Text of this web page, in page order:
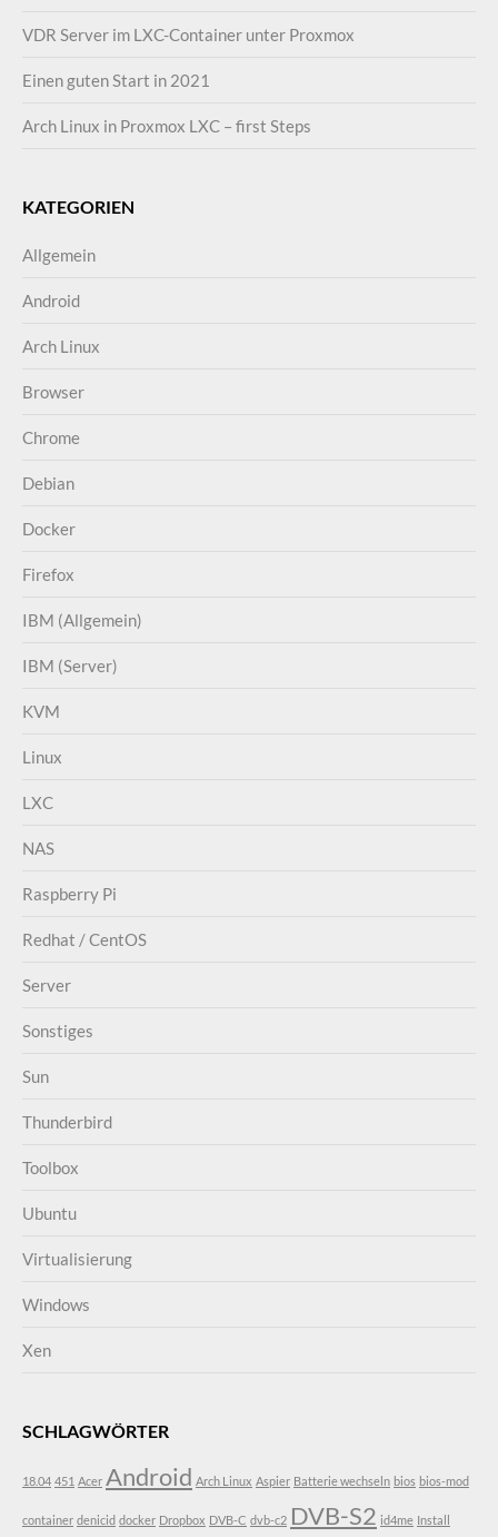
VDR Server im LXC-Container unter Proxmox
Einen guten Start in 2021
Arch Linux in Proxmox LXC – first Steps
KATEGORIEN
Allgemein
Android
Arch Linux
Browser
Chrome
Debian
Docker
Firefox
IBM (Allgemein)
IBM (Server)
KVM
Linux
LXC
NAS
Raspberry Pi
Redhat / CentOS
Server
Sonstiges
Sun
Thunderbird
Toolbox
Ubuntu
Virtualisierung
Windows
Xen
SCHLAGWÖRTER
18.04 451 Acer Android Arch Linux Aspier Batterie wechseln bios bios-mod
container denicid docker Dropbox DVB-C dvb-c2 DVB-S2 id4me Install